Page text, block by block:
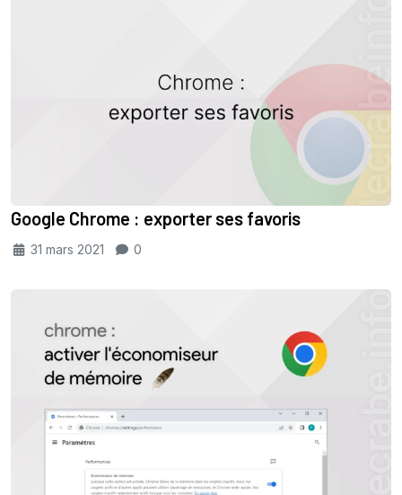
Google Chrome : exporter ses favoris
31 mars 2021 0